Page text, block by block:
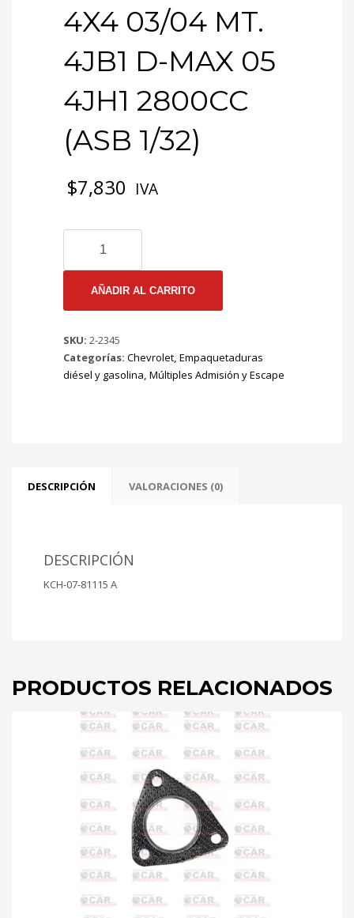
4X4 03/04 MT.
4JB1 D-MAX 05
4JH1 2800CC
(ASB 1/32)
$7,830 IVA
EMP.
MULT.
ADMISION
98/00
ISUZU
TROOPER
03/04
05
4JH1
AÑADIR AL CARRITO
SKU: 2-2345
Categorías: Chevrolet, Empaquetaduras
diésel y gasolina, Múltiples Admisión y Escape
DESCRIPCIÓN VALORACIONES (0)
DESCRIPCIÓN
KCH-07-81115 A
PRODUCTOS RELACIONADOS